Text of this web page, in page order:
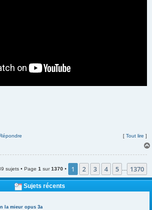
[ Tout lire ]
sujets • Page 1 sur1370 • 1 2 3 4 5 1370
Sujets récents
la mieur opus 3a